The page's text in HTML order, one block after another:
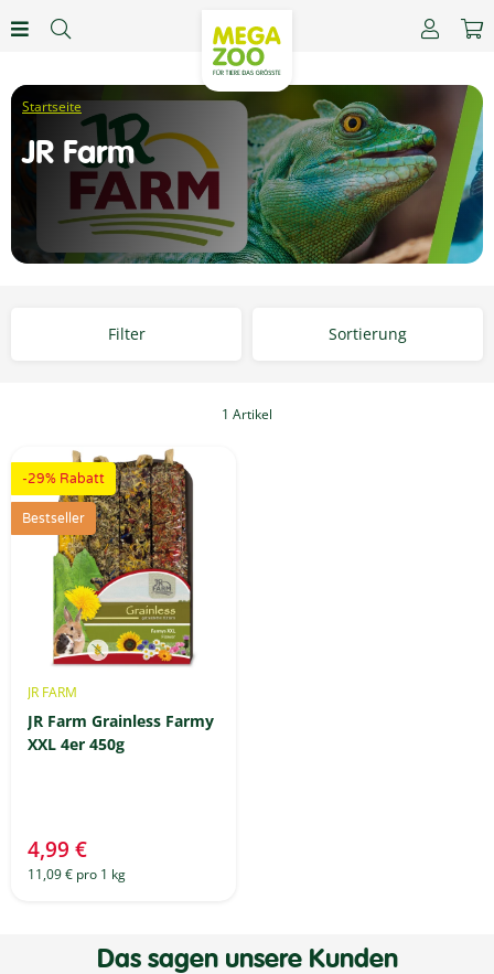
JR Farm
Filter Sortierung
1 Artikel
-29% Rabatt
Bestseller
JR FARM
JR Farm Grainless Farmy
XXL 4er 450g
4,99 €
11,09 € pro 1 kg
Das sagen unsere Kunden